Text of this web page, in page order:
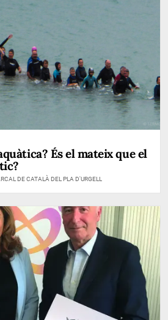
És el mateix que el
DE CATALÀ DEL PLA D'URGELL